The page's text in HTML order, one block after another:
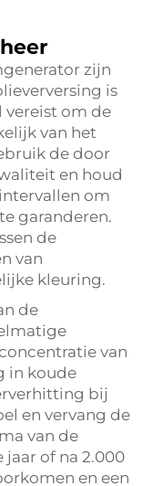
zijn
is
vereist om de
van het
de door
en houd
om
garanderen.
de
van
kleuring.
de
van
in koude
bij
en vervang de
van de
of na 2.000
en een